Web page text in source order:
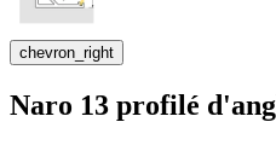
chevron_right
Naro 13 profilé